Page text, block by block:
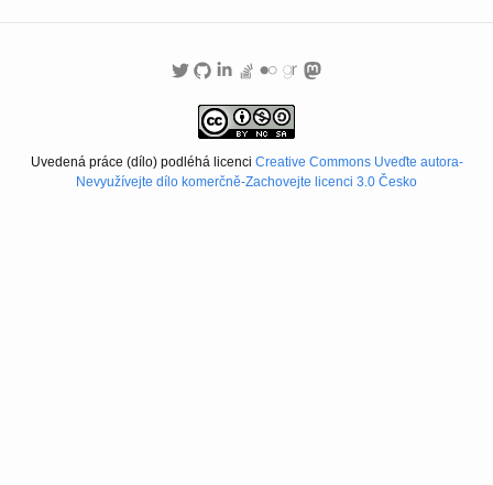
Uvedená práce (dílo) podléhá licenci Creative Commons Uveďte autora-
Nevyužívejte dílo komerčně-Zachovejte licenci 3.0 Česko